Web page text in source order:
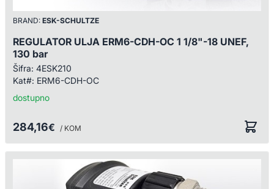
BRAND: ESK-SCHULTZE
REGULATOR ULJA ERM6-CDH-OC 1 1/8"-18 UNEF,
130 bar
Šifra: 4ESK210
Kat#: ERM6-CDH-OC
dostupno
284,16€ / KOM